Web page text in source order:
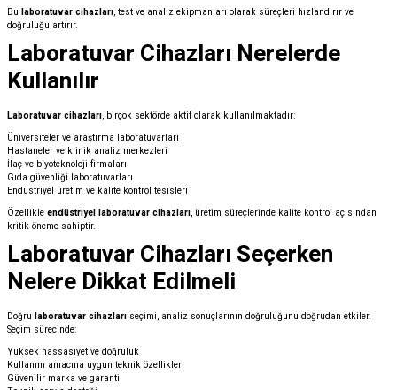
Bu laboratuvar cihazları, test ve analiz ekipmanları olarak süreçleri hızlandırır ve
doğruluğu artırır.
Laboratuvar Cihazları Nerelerde
Kullanılır
Laboratuvar cihazları, birçok sektörde aktif olarak kullanılmaktadır:
Üniversiteler ve araştırma laboratuvarları
Hastaneler ve klinik analiz merkezleri
İlaç ve biyoteknoloji firmaları
Gıda güvenliği laboratuvarları
Endüstriyel üretim ve kalite kontrol tesisleri
Özellikle endüstriyel laboratuvar cihazları, üretim süreçlerinde kalite kontrol açısından
kritik öneme sahiptir.
Laboratuvar Cihazları Seçerken
Nelere Dikkat Edilmeli
Doğru laboratuvar cihazları seçimi, analiz sonuçlarının doğruluğunu doğrudan etkiler.
Seçim sürecinde:
Yüksek hassasiyet ve doğruluk
Kullanım amacına uygun teknik özellikler
Güvenilir marka ve garanti